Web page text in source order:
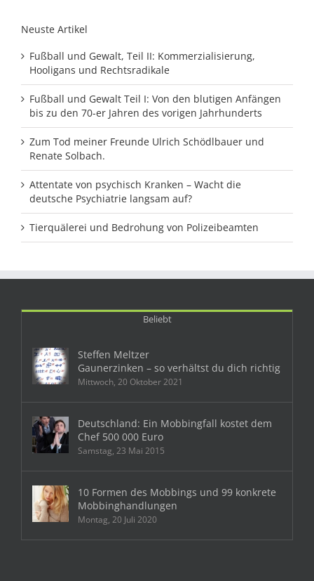
Neuste Artikel
Fußball und Gewalt, Teil II: Kommerzialisierung,
Hooligans und Rechtsradikale
Fußball und Gewalt Teil I: Von den blutigen Anfängen
bis zu den 70-er Jahren des vorigen Jahrhunderts
Zum Tod meiner Freunde Ulrich Schödlbauer und
Renate Solbach.
Attentate von psychisch Kranken – Wacht die
deutsche Psychiatrie langsam auf?
Tierquälerei und Bedrohung von Polizeibeamten
Beliebt
Steffen Meltzer
Gaunerzinken – so verhältst du dich richtig
Mittwoch, 20 Oktober 2021
Deutschland: Ein Mobbingfall kostet dem
Chef 500 000 Euro
Samstag, 23 Mai 2015
10 Formen des Mobbings und 99 konkrete
Mobbinghandlungen
Montag, 20 Juli 2020